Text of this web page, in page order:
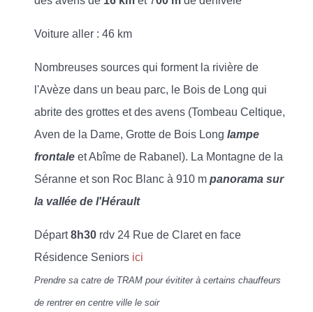
Voiture aller : 46 km
Nombreuses sources qui forment la rivière de
l'Avèze dans un beau parc, le Bois de Long qui
abrite des grottes et des avens (Tombeau Celtique,
Aven de la Dame, Grotte de Bois Long lampe
frontale et Abîme de Rabanel). La Montagne de la
Séranne et son Roc Blanc à 910 m panorama sur
la vallée de l'Hérault
Départ8h30 rdv 24 Rue de Claret en face
Résidence Seniors ici
Prendre sa catre de TRAM pour évititer à certains chauffeurs
de rentrer en centre ville le soir